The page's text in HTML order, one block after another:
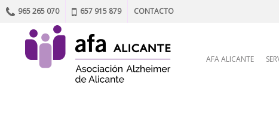
965 265 070 657 915 879 CONTACTO
AFA ALICANTE